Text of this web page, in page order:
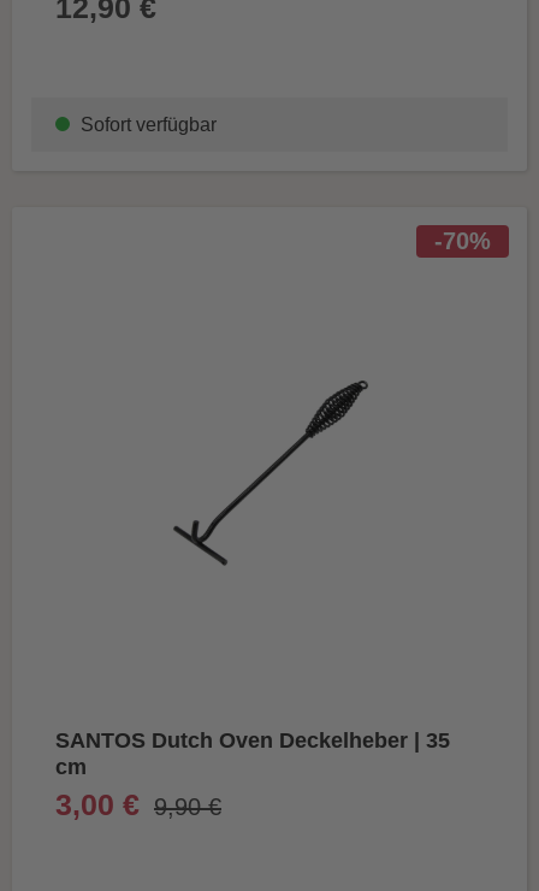
12,90 €
Sofort verfügbar
-70%
SANTOS Dutch Oven Deckelheber | 35
cm
3,00 € 9,90 €